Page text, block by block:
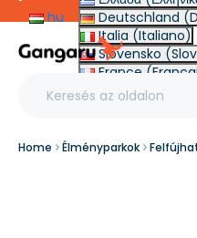
hu
Deutschland
Italia (Italiano)
Slovensko
France
Other (English
Home Élményparkok